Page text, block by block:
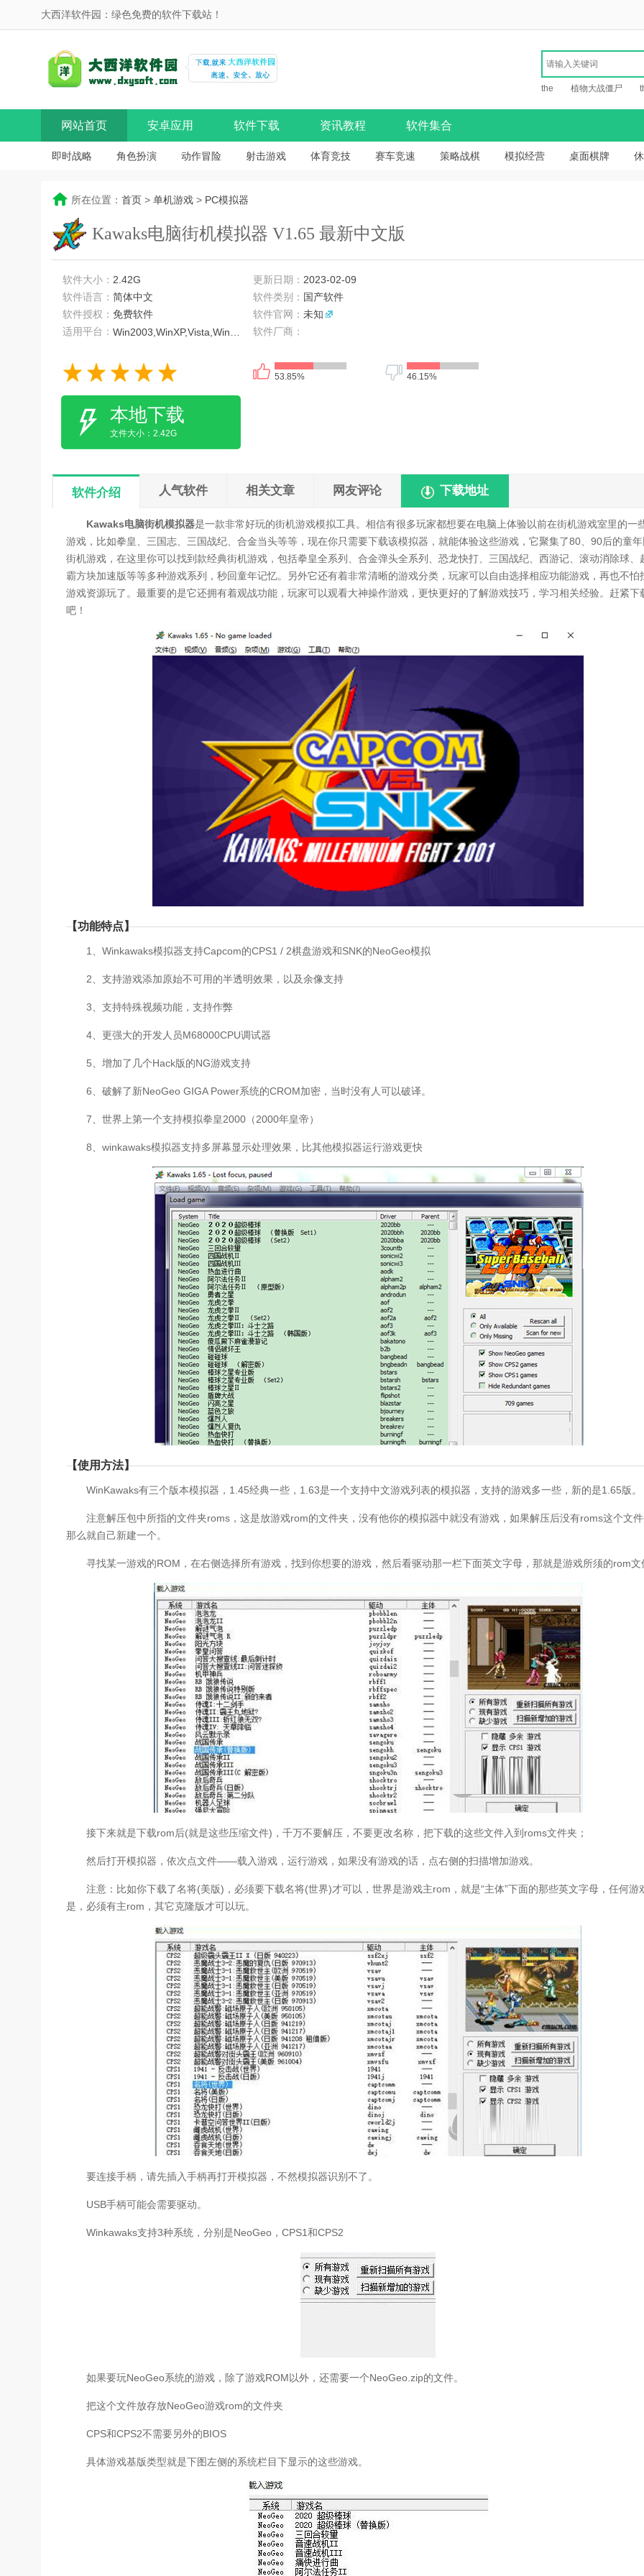
大西洋软件园：绿色免费的软件下载站！
the 植物大战僵尸
网站首页 安卓应用 软件下载 资讯教程 软件集合
即时战略 角色扮演 动作冒险 射击游戏 体育竞技 赛车竞速 策略战棋 模拟经营 桌面棋牌
所在位置： 首页 > 单机游戏 > PC模拟器
Kawaks电脑街机模拟器 V1.65 最新中文版
软件大小： 2.42G 更新日期： 2023-02-09
软件语言： 简体中文 软件类别： 国产软件
软件授权： 免费软件 软件官网： 未知
适用平台：
Win2003,WinXP,Vista,Win7,Win8 软件厂商：
53.85% 46.15%
本地下载
文件大小：2.42G
软件介绍 人气软件 相关文章 网友评论 下载地址
Kawaks电脑街机模拟器是一款非常好玩的街机游戏模拟工具。相信有很多玩家都想要在电脑上体验以前在街机游戏室里的一
游戏，比如拳皇、三国志、三国战纪、合金当头等等，现在你只需要下载该模拟器，就能体验这些游戏，它聚集了80、90后的童
街机游戏，在这里你可以找到款经典街机游戏，包括拳皇全系列、合金弹头全系列、恐龙快打、三国战纪、西游记、滚动消除球、
霸方块加速版等等多种游戏系列，秒回童年记忆。另外它还有着非常清晰的游戏分类，玩家可以自由选择相应功能游戏，再也不怕
游戏资源玩了。最重要的是它还拥有着观战功能，玩家可以观看大神操作游戏，更快更好的了解游戏技巧，学习相关经验。赶紧下
吧！
【功能特点】
1、Winkawaks模拟器支持Capcom的CPS1 / 2棋盘游戏和SNK的NeoGeo模拟
2、支持游戏添加原始不可用的半透明效果，以及余像支持
3、支持特殊视频功能，支持作弊
4、更强大的开发人员M68000CPU调试器
5、增加了几个Hack版的NG游戏支持
6、破解了新NeoGeo GIGA Power系统的CROM加密，当时没有人可以破译。
7、世界上第一个支持模拟拳皇2000（2000年皇帝）
8、winkawaks模拟器支持多屏幕显示处理效果，比其他模拟器运行游戏更快
【使用方法】
WinKawaks有三个版本模拟器，1.45经典一些，1.63是一个支持中文游戏列表的模拟器，支持的游戏多一些，新的是1.65版。
注意解压包中所指的文件夹roms，这是放游戏rom的文件夹，没有他你的模拟器中就没有游戏，如果解压后没有roms这个文
那么就自己新建一个。
寻找某一游戏的ROM，在右侧选择所有游戏，找到你想要的游戏，然后看驱动那一栏下面英文字母，那就是游戏所须的rom文
接下来就是下载rom后(就是这些压缩文件)，千万不要解压，不要更改名称，把下载的这些文件入到roms文件夹；
然后打开模拟器，依次点文件——载入游戏，运行游戏，如果没有游戏的话，点右侧的扫描增加游戏。
注意：比如你下载了名将(美版)，必须要下载名将(世界)才可以，世界是游戏主rom，就是“主体”下面的那些英文字母，任何游
是，必须有主rom，其它克隆版才可以玩。
要连接手柄，请先插入手柄再打开模拟器，不然模拟器识别不了。
USB手柄可能会需要驱动。
Winkawaks支持3种系统，分别是NeoGeo，CPS1和CPS2
如果要玩NeoGeo系统的游戏，除了游戏ROM以外，还需要一个NeoGeo.zip的文件。
把这个文件放存放NeoGeo游戏rom的文件夹
CPS和CPS2不需要另外的BIOS
具体游戏基版类型就是下图左侧的系统栏目下显示的这些游戏。